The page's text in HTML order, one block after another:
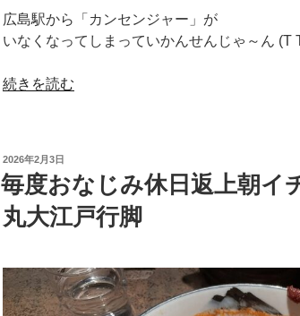
幹
線”
の
広島駅から「カンセンジャー」が
いなくなってしまっていかんせんじゃ～ん (T
“白
る
(??)
チ
最
続きを読む
投
稿
日:
2026年2月3日
毎度おなじみ休日返上朝イ
丸大江戸行脚